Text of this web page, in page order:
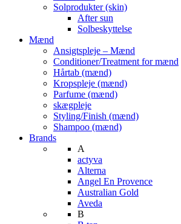
Solprodukter (skin)
After sun
Solbeskyttelse
Mænd
Ansigtspleje – Mænd
Conditioner/Treatment for mænd
Hårtab (mænd)
Kropspleje (mænd)
Parfume (mænd)
skægpleje
Styling/Finish (mænd)
Shampoo (mænd)
Brands
A
actyva
Alterna
Angel En Provence
Australian Gold
Aveda
B